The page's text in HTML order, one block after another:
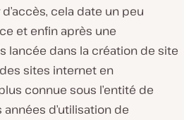
cela date un peu
et enfin après une
lancée dans la création de site
sites internet en
connue sous l’entité de
d’utilisation de